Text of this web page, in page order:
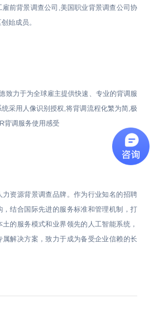
前背景调查公司,美国职业背景调查公司协
始成员。
致力于为全球雇主提供快速、专业的背调服
采用人像识别授权,将背调流程化繁为简,极
背调服务使用感受
力资源背景调查品牌。作为行业知名的招聘
，结合国际先进的服务标准和管理机制，打
的服务模式和业界领先的人工智能系统，
属解决方案，致力于成为备受企业信赖的长